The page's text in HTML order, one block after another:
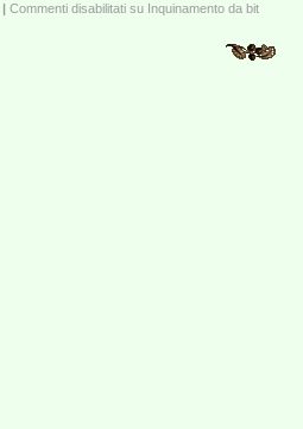
| Commenti disabilitati su Inquinamento da bit